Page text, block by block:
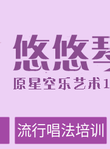
流行唱法培训